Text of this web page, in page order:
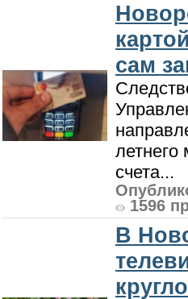
сам
летнего
счета...
1596
В